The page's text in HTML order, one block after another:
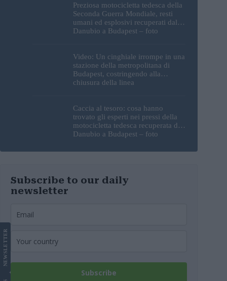
Preziosa motocicletta tedesca della
Seconda Guerra Mondiale, resti
umani ed esplosivi recuperati dal
Danubio a Budapest – foto
Video: Un cinghiale irrompe in una
stazione della metropolitana di
Budapest, costringendo alla
chiusura della linea
Caccia al tesoro: cosa hanno
trovato gli esperti nei pressi della
motocicletta tedesca recuperata dal
Danubio a Budapest – foto
Subscribe to our daily
newsletter
Subscribe
NEWS
LETTER